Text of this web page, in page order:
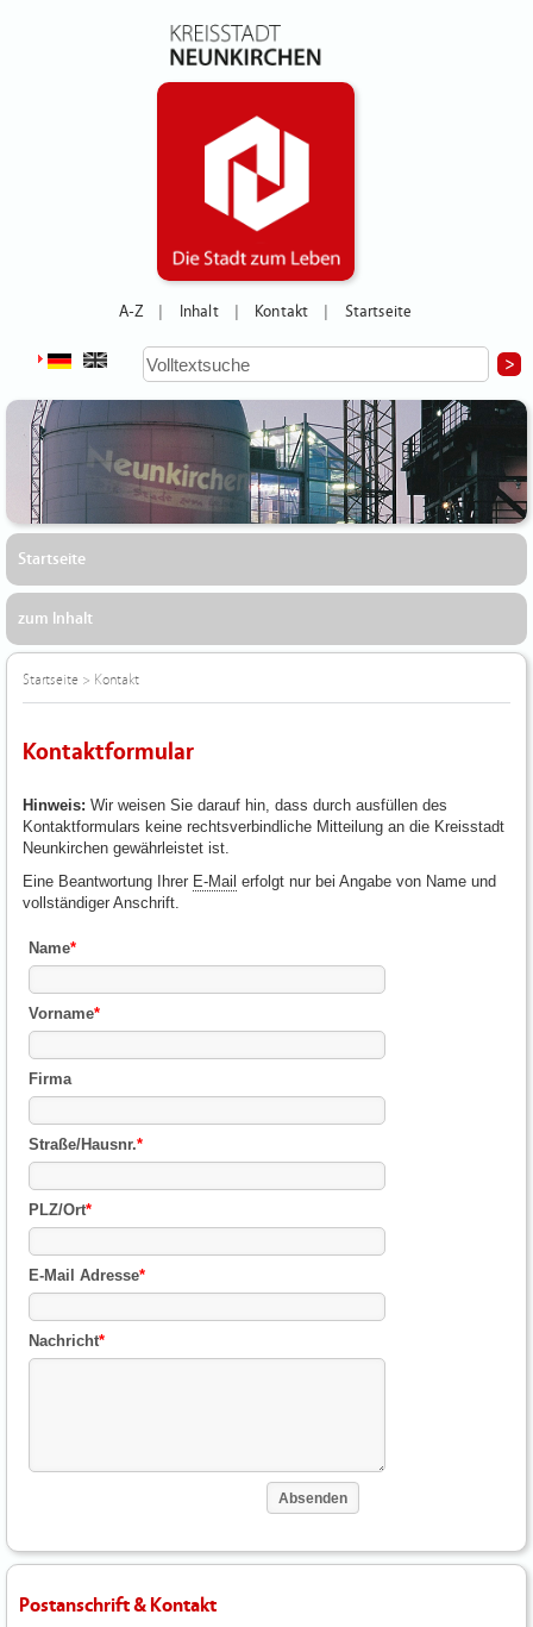
A-Z Inhalt Kontakt Startseite
Startseite
zum Inhalt
Startseite > Kontakt
Kontaktformular
Hinweis: Wir weisen Sie darauf hin, dass durch ausfüllen des
Kontaktformulars keine rechtsverbindliche Mitteilung an die Kreisstadt
Neunkirchen gewährleistet ist.
Eine Beantwortung Ihrer E-Mail erfolgt nur bei Angabe von Name und
vollständiger Anschrift.
Name*
Vorname*
Firma
Straße/Hausnr.*
PLZ/Ort*
E-Mail Adresse*
Nachricht*
Postanschrift & Kontakt